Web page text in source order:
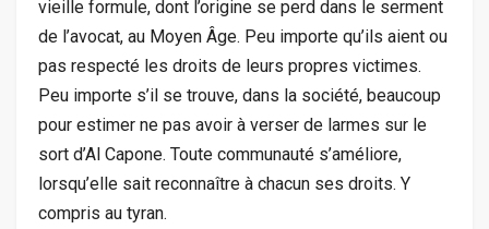
vieille formule, dont l’origine se perd dans le serment
de l’avocat, au Moyen Âge. Peu importe qu’ils aient ou
pas respecté les droits de leurs propres victimes.
Peu importe s’il se trouve, dans la société, beaucoup
pour estimer ne pas avoir à verser de larmes sur le
sort d’Al Capone. Toute communauté s’améliore,
lorsqu’elle sait reconnaître à chacun ses droits. Y
compris au tyran.